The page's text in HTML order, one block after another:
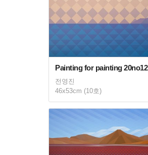
Painting for painting 20no12
전영진
46x53cm (10호)